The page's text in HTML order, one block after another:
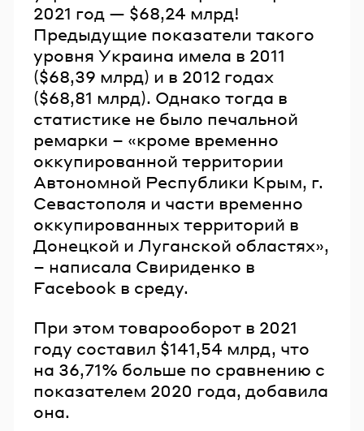
2021 год — $68,24 млрд!
Предыдущие показатели такого
уровня Украина имела в 2011
($68,39 млрд) и в 2012 годах
($68,81 млрд). Однако тогда в
статистике не было печальной
ремарки – «кроме временно
оккупированной территории
Автономной Республики Крым, г.
Севастополя и части временно
оккупированных территорий в
Донецкой и Луганской областях»,
– написала Свириденко в
Facebook в среду.
При этом товарооборот в 2021
году составил $141,54 млрд, что
на 36,71% больше по сравнению с
показателем 2020 года, добавила
она.